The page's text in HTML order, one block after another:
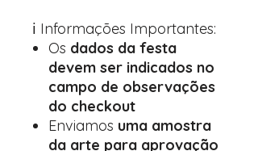
ℹ️ Informações Importantes:
Os dados da festa
devem ser indicados no
campo de observações
do checkout
Enviamos uma amostra
da arte para aprovação